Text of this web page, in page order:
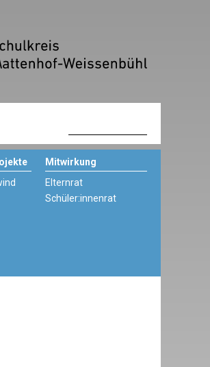
Mitwirkung
Elternrat
Schüler:innenrat